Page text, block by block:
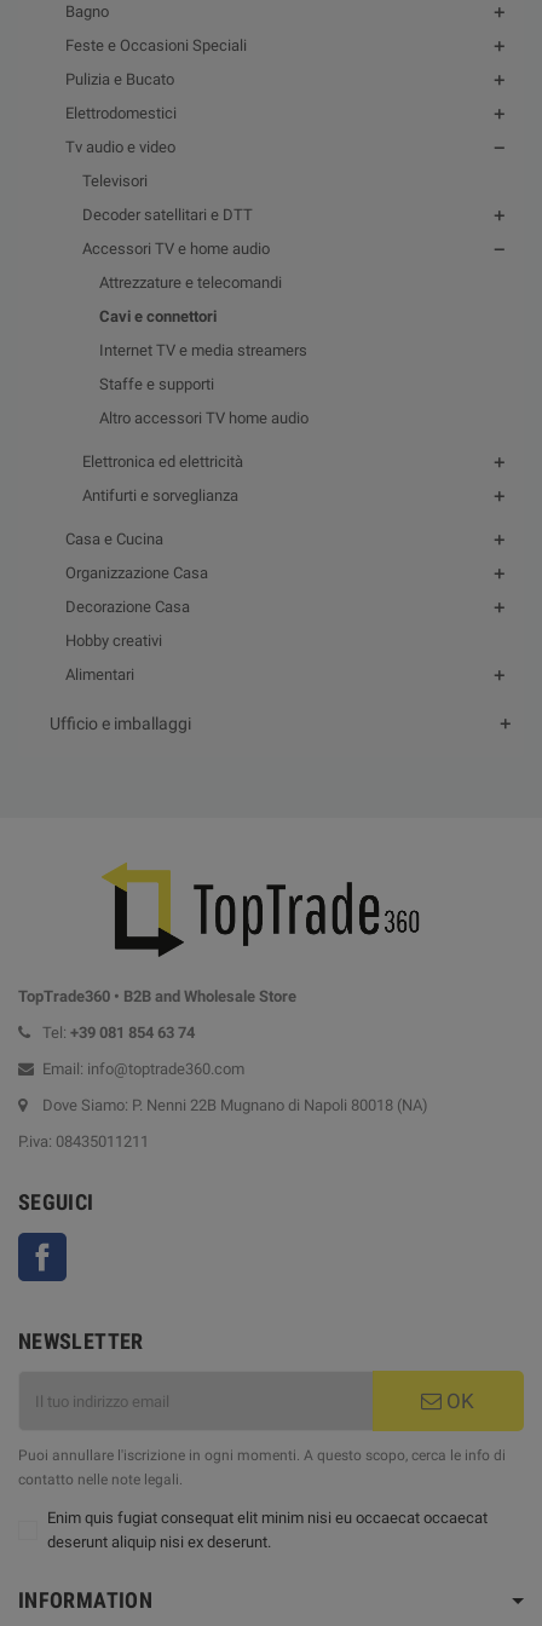
Bagno
Feste e Occasioni Speciali
Pulizia e Bucato
Elettrodomestici
Tv audio e video
Televisori
Decoder satellitari e DTT
Accessori TV e home audio
Attrezzature e telecomandi
Cavi e connettori
Internet TV e media streamers
Staffe e supporti
Altro accessori TV home audio
Elettronica ed elettricità
Antifurti e sorveglianza
Casa e Cucina
Organizzazione Casa
Decorazione Casa
Hobby creativi
Alimentari
Ufficio e imballaggi
TopTrade360 • B2B and Wholesale Store
Tel: +39 081 854 63 74
Email: info@toptrade360.com
Dove Siamo: P. Nenni 22B Mugnano di Napoli 80018 (NA)
P.iva: 08435011211
SEGUICI
NEWSLETTER
OK
Puoi annullare l'iscrizione in ogni momenti. A questo scopo, cerca le info di
contatto nelle note legali.
Enim quis fugiat consequat elit minim nisi eu occaecat occaecat
deserunt aliquip nisi ex deserunt.
INFORMATION